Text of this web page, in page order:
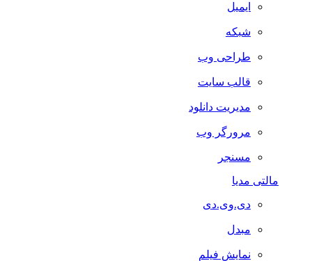
ایمیل
شبکه
طراحی وب
قالب سایت
مدیریت دانلود
مرورگر وب
مسنجر
مالتی مدیا
دی.وی.دی
مبدل
نمایش فیلم